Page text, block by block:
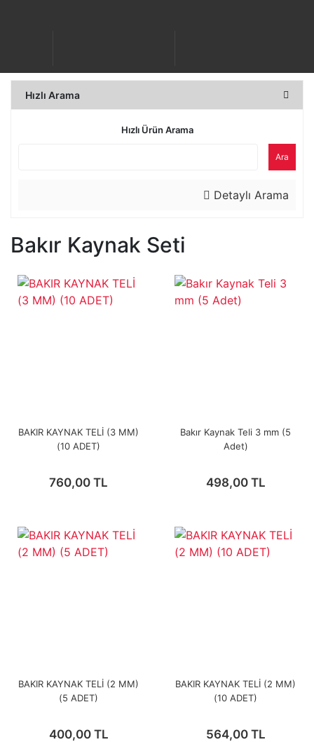
Hızlı Arama
Hızlı Ürün Arama
Ara
Detaylı Arama
Bakır Kaynak Seti
BAKIR KAYNAK TELİ (3 MM)
(10 ADET)
760,00 TL
Bakır Kaynak Teli 3 mm (5
Adet)
498,00 TL
BAKIR KAYNAK TELİ (2 MM)
(5 ADET)
400,00 TL
BAKIR KAYNAK TELİ (2 MM)
(10 ADET)
564,00 TL